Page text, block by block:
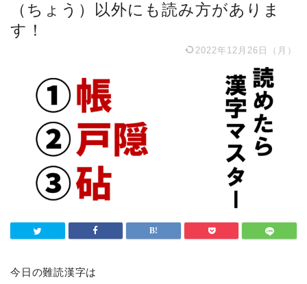
（ちょう）以外にも読み方がありま
す！
2022年12月26日（月）
今日の難読漢字は